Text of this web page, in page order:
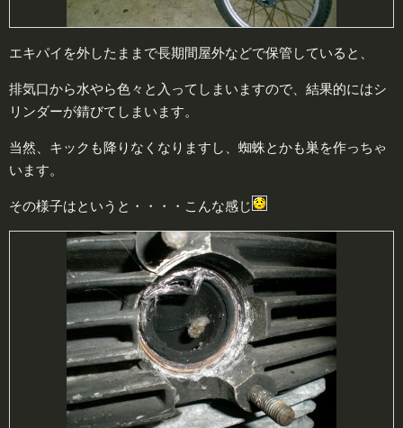
エキパイを外したままで長期間屋外などで保管していると、
排気口から水やら色々と入ってしまいますので、結果的にはシ
リンダーが錆びてしまいます。
当然、キックも降りなくなりますし、蜘蛛とかも巣を作っちゃ
います。
その様子はというと・・・・こんな感じ